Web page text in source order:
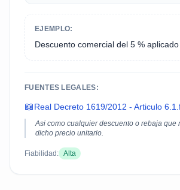
EJEMPLO:
Descuento comercial del 5 % aplicado
FUENTES LEGALES:
📖Real Decreto 1619/2012 - Articulo
Asi como cualquier descuento o rebaja que
dicho precio unitario.
Fiabilidad: Alta